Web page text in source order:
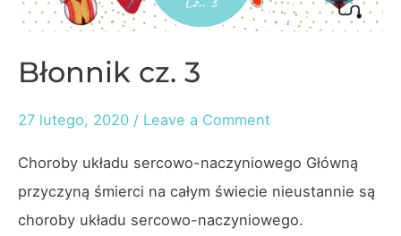
Błonnik cz. 3
27 lutego, 2020 / Leave a Comment
Choroby układu sercowo-naczyniowego Główną
przyczyną śmierci na całym świecie nieustannie są
choroby układu sercowo-naczyniowego.